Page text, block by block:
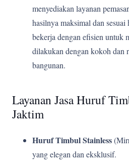
menyediakan layanan
hasilnya maksimal dan
bekerja dengan efisien untuk
dilakukan dengan kokoh dan
bangunan.
Layanan Jasa Huruf
Jaktim
Huruf Timbul Stainless
yang elegan dan eksklusif.